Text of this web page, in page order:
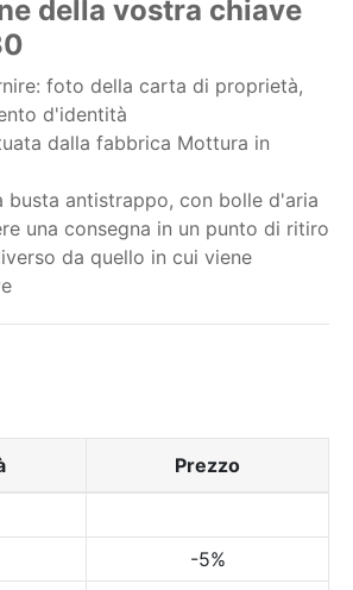
della vostra chiave
foto della carta di proprietà,
d'identità
dalla fabbrica Mottura in
busta antistrappo, con bolle d'aria
una consegna in un punto di ritiro
da quello in cui viene
Prezzo
-5%